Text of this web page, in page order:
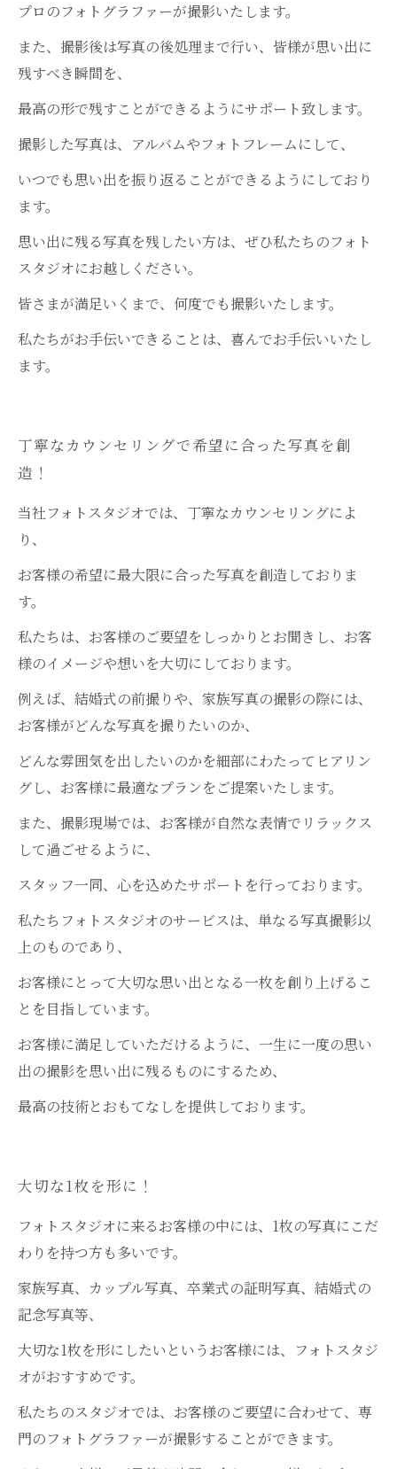
プロのフォトグラファーが撮影いたします。
また、撮影後は写真の後処理まで行い、皆様が思い出に
残すべき瞬間を、
最高の形で残すことができるようにサポート致します。
撮影した写真は、アルバムやフォトフレームにして、
いつでも思い出を振り返ることができるようにしており
ます。
思い出に残る写真を残したい方は、ぜひ私たちのフォト
スタジオにお越しください。
皆さまが満足いくまで、何度でも撮影いたします。
私たちがお手伝いできることは、喜んでお手伝いいたし
ます。
丁寧なカウンセリングで希望に合った写真を創
造！
当社フォトスタジオでは、丁寧なカウンセリングによ
り、
お客様の希望に最大限に合った写真を創造しておりま
す。
私たちは、お客様のご要望をしっかりとお聞きし、お客
様のイメージや想いを大切にしております。
例えば、結婚式の前撮りや、家族写真の撮影の際には、
お客様がどんな写真を撮りたいのか、
どんな雰囲気を出したいのかを細部にわたってヒアリン
グし、お客様に最適なプランをご提案いたします。
また、撮影現場では、お客様が自然な表情でリラックス
して過ごせるように、
スタッフ一同、心を込めたサポートを行っております。
私たちフォトスタジオのサービスは、単なる写真撮影以
上のものであり、
お客様にとって大切な思い出となる一枚を創り上げるこ
とを目指しています。
お客様に満足していただけるように、一生に一度の思い
出の撮影を思い出に残るものにするため、
最高の技術とおもてなしを提供しております。
大切な1枚を形に！
フォトスタジオに来るお客様の中には、1枚の写真にこだ
わりを持つ方も多いです。
家族写真、カップル写真、卒業式の証明写真、結婚式の
記念写真等、
大切な1枚を形にしたいというお客様には、フォトスタジ
オがおすすめです。
私たちのスタジオでは、お客様のご要望に合わせて、専
門のフォトグラファーが撮影することができます。